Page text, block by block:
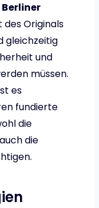
Berliner
Originals
gleichzeitig
und
müssen.
es
fundierte
die
die